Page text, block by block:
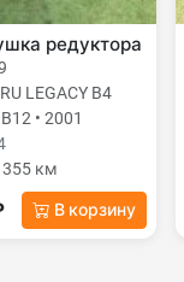
редуктора
LEGACY B4
• 2001
355 км
В корзину